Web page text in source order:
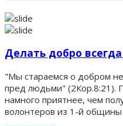
Делать добро
"Мы стараемся о добром
пред людьми" (2Кор.8:21).
намного приятнее, чем
волонтеров из 1-й общины